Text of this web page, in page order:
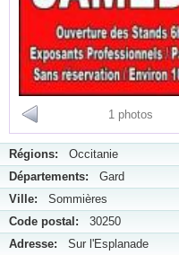
1 photos
Régions: Occitanie
Départements: Gard
Ville: Sommières
Code postal: 30250
Adresse: Sur l'Esplanade